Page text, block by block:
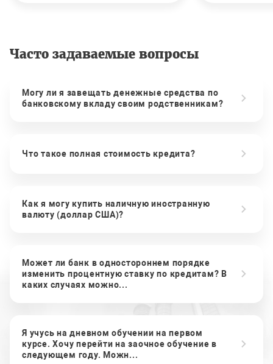
Часто задаваемые вопросы
Могу ли я завещать денежные средства по
банковскому вкладу своим родственникам?
Что такое полная стоимость кредита?
Как я могу купить наличную иностранную
валюту (доллар США)?
Может ли банк в одностороннем порядке
изменить процентную ставку по кредитам? В
каких случаях можно...
Я учусь на дневном обучении на первом
курсе. Хочу перейти на заочное обучение в
следующем году. Можн...